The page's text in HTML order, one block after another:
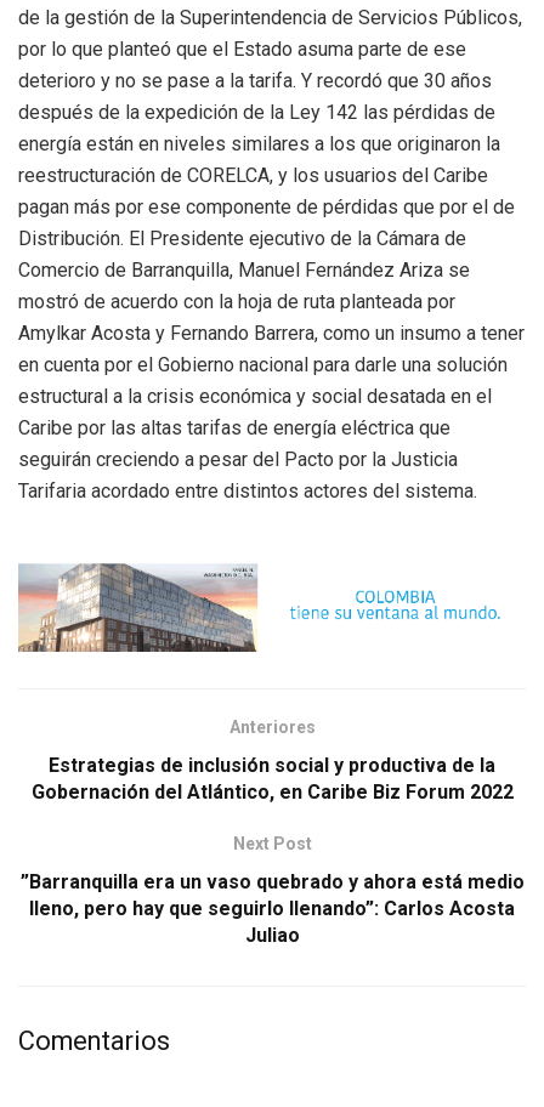
de la gestión de la Superintendencia de Servicios Públicos,
por lo que planteó que el Estado asuma parte de ese
deterioro y no se pase a la tarifa. Y recordó que 30 años
después de la expedición de la Ley 142 las pérdidas de
energía están en niveles similares a los que originaron la
reestructuración de CORELCA, y los usuarios del Caribe
pagan más por ese componente de pérdidas que por el de
Distribución. El Presidente ejecutivo de la Cámara de
Comercio de Barranquilla, Manuel Fernández Ariza se
mostró de acuerdo con la hoja de ruta planteada por
Amylkar Acosta y Fernando Barrera, como un insumo a tener
en cuenta por el Gobierno nacional para darle una solución
estructural a la crisis económica y social desatada en el
Caribe por las altas tarifas de energía eléctrica que
seguirán creciendo a pesar del Pacto por la Justicia
Tarifaria acordado entre distintos actores del sistema.
Anteriores
Estrategias de inclusión social y productiva de la
Gobernación del Atlántico, en Caribe Biz Forum 2022
Next Post
”Barranquilla era un vaso quebrado y ahora está medio
lleno, pero hay que seguirlo llenando”: Carlos Acosta
Juliao
Comentarios